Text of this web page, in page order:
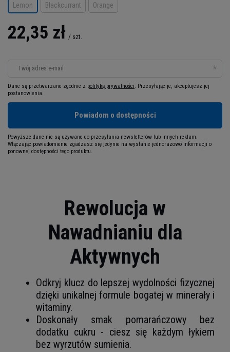
Lemon Blackcurrant Orange
22,35 zł / szt.
Twój adres e-mail
Dane są przetwarzane zgodnie z polityką prywatności. Przesyłając je, akceptujesz jej
postanowienia.
Powiadom o dostępności
Powyższe dane nie są używane do przesyłania newsletterów lub innych reklam.
Włączając powiadomienie zgadzasz się jedynie na wysłanie jednorazowo informacji o
ponownej dostępności tego produktu.
Rewolucja w
Nawadnianiu dla
Aktywnych
Odkryj klucz do lepszej wydolności fizycznej
dzięki unikalnej formule bogatej w minerały i
witaminy.
Doskonały smak pomarańczowy bez
dodatku cukru - ciesz się każdym łykiem
bez wyrzutów sumienia.